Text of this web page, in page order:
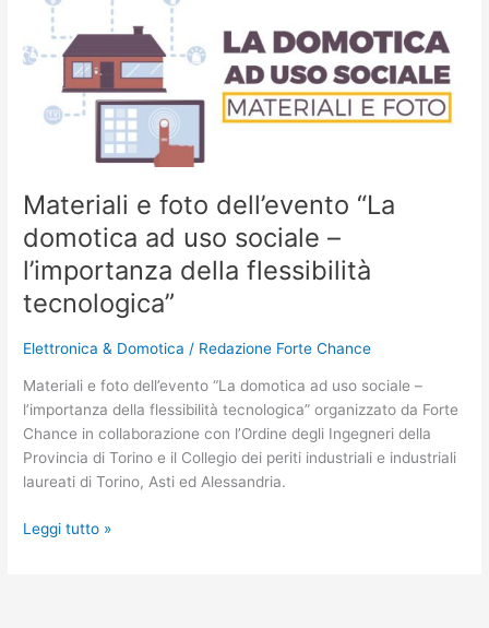
Materiali e foto dell’evento “La
domotica ad uso sociale –
l’importanza della flessibilità
tecnologica”
Elettronica & Domotica / Redazione Forte Chance
Materiali e foto dell’evento “La domotica ad uso sociale –
l’importanza della flessibilità tecnologica” organizzato da Forte
Chance in collaborazione con l’Ordine degli Ingegneri della
Provincia di Torino e il Collegio dei periti industriali e industriali
laureati di Torino, Asti ed Alessandria.
dell’evento
domotica
–
l’importanza
della
flessibilità
tecnologica”
Leggi tutto »